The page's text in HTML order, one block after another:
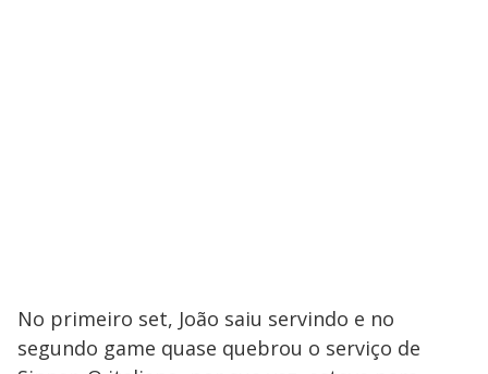
No primeiro set, João saiu servindo e no
segundo game quase quebrou o serviço de